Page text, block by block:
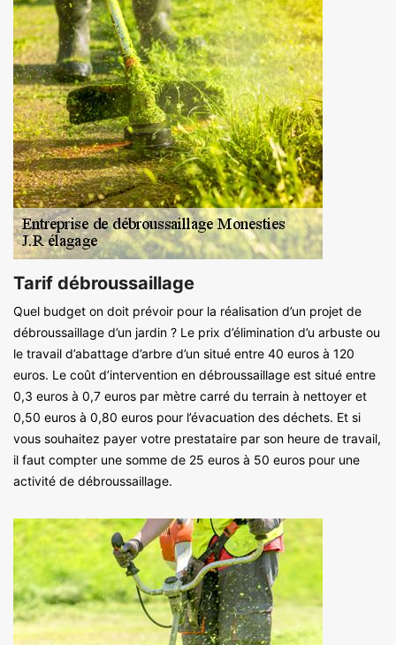
Tarif débroussaillage
Quel budget on doit prévoir pour la réalisation d’un projet de
débroussaillage d’un jardin ? Le prix d’élimination d’u arbuste ou
le travail d’abattage d’arbre d’un situé entre 40 euros à 120
euros. Le coût d’intervention en débroussaillage est situé entre
0,3 euros à 0,7 euros par mètre carré du terrain à nettoyer et
0,50 euros à 0,80 euros pour l’évacuation des déchets. Et si
vous souhaitez payer votre prestataire par son heure de travail,
il faut compter une somme de 25 euros à 50 euros pour une
activité de débroussaillage.